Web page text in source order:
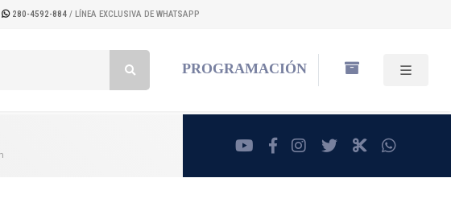
280-4592-884 / LÍNEA EXCLUSIVA DE WHATSAPP
PROGRAMACIÓN
youtubefacebookinstagram
twitterRadioCut